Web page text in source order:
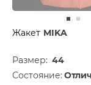
Жакет MIKA
Размер: 44
Состояние: